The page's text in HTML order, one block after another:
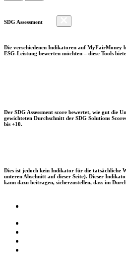
SDG Assessment
Die verschiedenen Indikatoren auf MyFairMoney
ESG-Leistung bewerten möchten – diese Tools
Der SDG Assessment score bewertet, wie gut die
gewichteten Durchschnitt der SDG Solutions
bis +10.
Dies ist jedoch kein Indikator für die tatsächliche
unteren Abschnitt auf dieser Seite). Dieser
kann dazu beitragen, sicherzustellen, dass im